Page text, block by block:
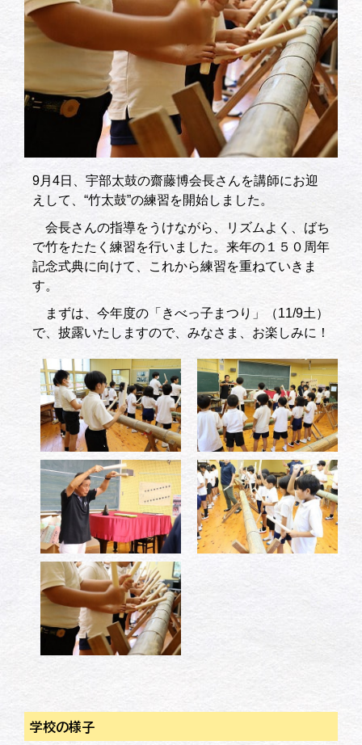
9月4日、宇部太鼓の齋藤博会長さんを講師にお迎
えして、“竹太鼓”の練習を開始しました。
会長さんの指導をうけながら、リズムよく、ばち
で竹をたたく練習を行いました。来年の１５０周年
記念式典に向けて、これから練習を重ねていきま
す。
まずは、今年度の「きべっ子まつり」（11/9土）
で、披露いたしますので、みなさま、お楽しみに！
学校の様子